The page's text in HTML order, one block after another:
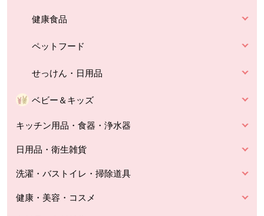
健康食品
ペットフード
せっけん・日用品
ベビー＆キッズ
キッチン用品・食器・浄水器
日用品・衛生雑貨
洗濯・バストイレ・掃除道具
健康・美容・コスメ